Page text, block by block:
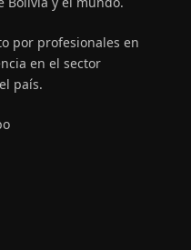
por profesionales en
en el sector
país.